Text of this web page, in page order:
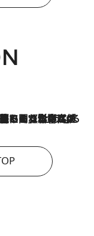
峡封鎖による影響はいつまで続く？《エネルギー専門家に聞く“どうなる日本の暮らし”》